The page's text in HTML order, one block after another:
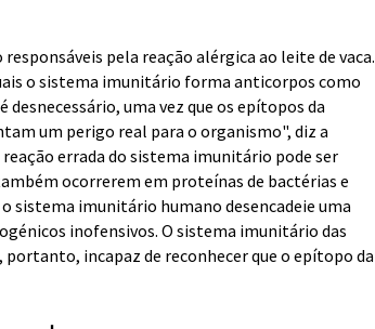
pela reação alérgica ao leite de vaca.
o sistema imunitário forma anticorpos como
uma vez que os epítopos da
um perigo real para o organismo", diz a
errada do sistema imunitário pode ser
ocorrerem em proteínas de bactérias e
sistema imunitário humano desencadeie uma
inofensivos. O sistema imunitário das
portanto, incapaz de reconhecer que o epítopo da